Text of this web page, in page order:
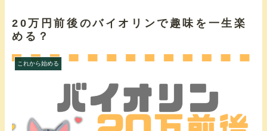
20万円前後のバイオリンで趣味を一生楽
める？
これから始める